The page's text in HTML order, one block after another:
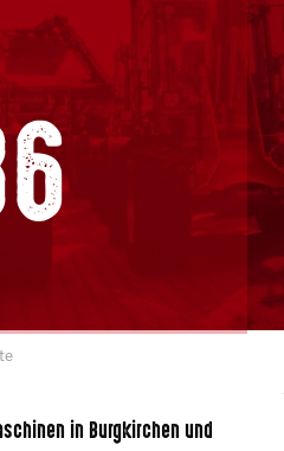
in Burgkirchen und